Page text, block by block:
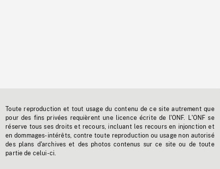
Toute reproduction et tout usage du contenu de ce site autrement que
pour des fins privées requièrent une licence écrite de l'ONF. L'ONF se
réserve tous ses droits et recours, incluant les recours en injonction et
en dommages-intérêts, contre toute reproduction ou usage non autorisé
des plans d'archives et des photos contenus sur ce site ou de toute
partie de celui-ci.